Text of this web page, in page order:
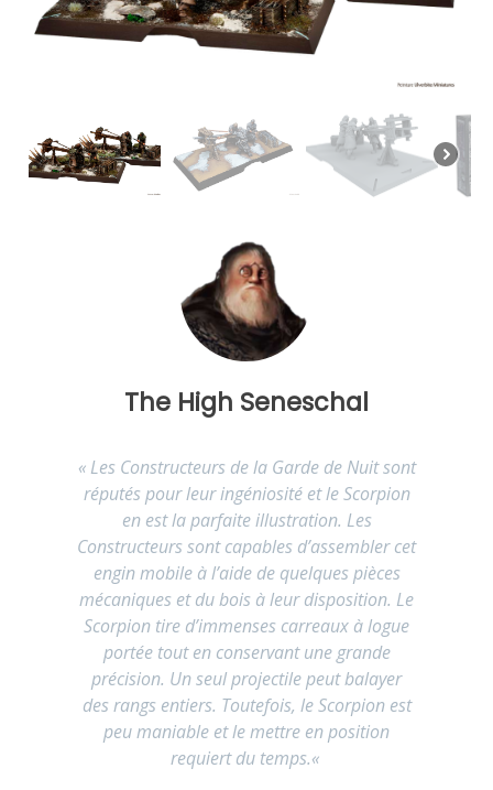
The High Seneschal
« Les Constructeurs de la Garde de Nuit sont
réputés pour leur ingéniosité et le Scorpion
en est la parfaite illustration. Les
Constructeurs sont capables d’assembler cet
engin mobile à l’aide de quelques pièces
mécaniques et du bois à leur disposition. Le
Scorpion tire d’immenses carreaux à logue
portée tout en conservant une grande
précision. Un seul projectile peut balayer
des rangs entiers. Toutefois, le Scorpion est
peu maniable et le mettre en position
requiert du temps.«